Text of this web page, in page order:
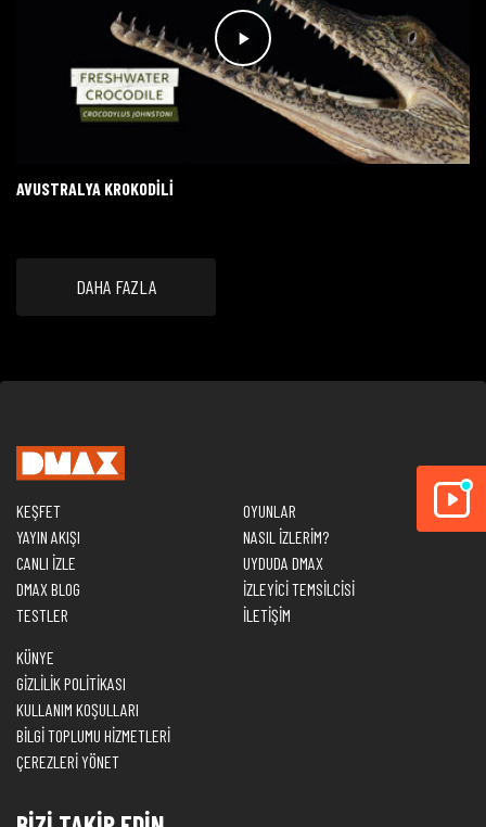
AVUSTRALYA KROKODILI
DAHA FAZLA
KEŞFET
YAYIN AKIŞI
CANLI İZLE
DMAX BLOG
TESTLER
OYUNLAR
NASIL İZLERİM?
UYDUDA DMAX
İZLEYİCİ TEMSİLCİSİ
İLETİŞİM
KÜNYE
GİZLİLİK POLİTİKASI
KULLANIM KOŞULLARI
BİLGİ TOPLUMU HİZMETLERİ
ÇEREZLERİ YÖNET